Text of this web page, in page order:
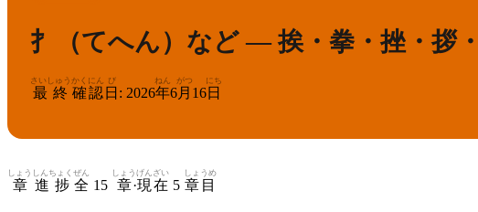
扌（てへん）など — 挨・拳・挫・拶
最終
さいしゅう
確認
かくにん
日
び
: 2026年
ねん
6月
がつ
16日
にち
章
しょう
進捗
しんちょく
全
ぜん
15 章
しょう
·現在
げんざい
5 章目
しょうめ